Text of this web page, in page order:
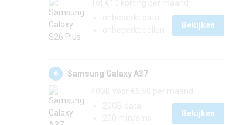
Bekijken
6
Samsung Galaxy A37
Bekijken